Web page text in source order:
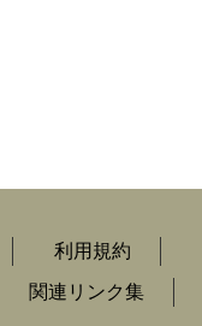
利用規約
関連リンク集